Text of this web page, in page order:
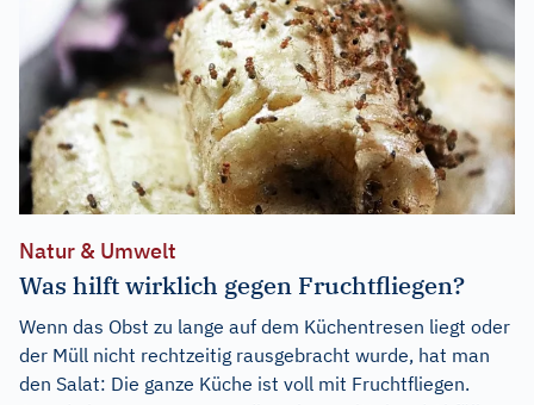
Natur & Umwelt
Was hilft wirklich gegen Fruchtfliegen?
Wenn das Obst zu lange auf dem Küchentresen liegt oder
der Müll nicht rechtzeitig rausgebracht wurde, hat man
den Salat: Die ganze Küche ist voll mit Fruchtfliegen.